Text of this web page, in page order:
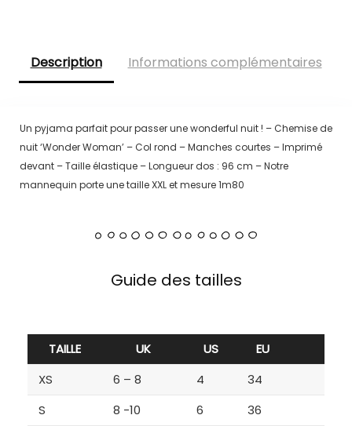
Description Informations complémentaires
Un pyjama parfait pour passer une wonderful nuit ! – Chemise de
nuit ‘Wonder Woman’ – Col rond – Manches courtes – Imprimé
devant – Taille élastique – Longueur dos : 96 cm – Notre
mannequin porte une taille XXL et mesure 1m80
Guide des tailles
TAILLE UK US
EU
XS
6 – 8 4
34
S
8 -10 6
36